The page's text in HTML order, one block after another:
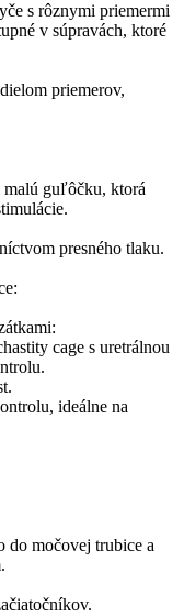
s rôznymi priemermi
v súpravách, ktoré
priemerov,
malú guľôčku, ktorá
presného tlaku.
cage s uretrálnou
ideálne na
do močovej trubice a